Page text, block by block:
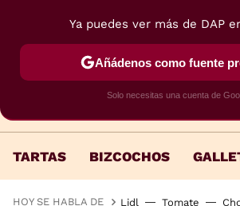
TARTAS BIZCOCHOS
HOY SE HABLA DE Lidl Tomate
Ya puedes ver más de DAP
Añádenos como fuente
Solo necesitas una cuenta de